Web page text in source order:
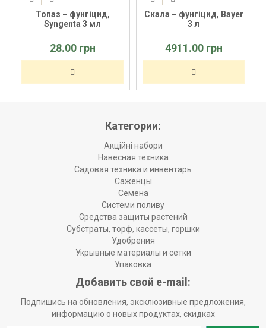
Топаз – фунгіцид,
Syngenta 3 мл
28.00 грн
Скала – фунгіцид, Bayer
3 л
4911.00 грн
Категории:
Акційні набори
Навесная техника
Садовая техника и инвентарь
Саженцы
Семена
Системи поливу
Средства защиты растений
Субстраты, торф, кассеты, горшки
Удобрения
Укрывные материалы и сетки
Упаковка
Добавить свой e-mail:
Подпишись на обновления, эксклюзивные предложения,
информацию о новых продуктах, скидках